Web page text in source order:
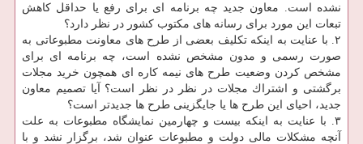
نشده است. معاون جدید چه برنامه ای برای رفع یا حداقل كاهش
تبعات این مورد برای رسانه های مكتوب كشور در نظر دارد؟
۲. با عنایت به اینكه تكلیف بعضی از طرح های معاونت مطبوعاتی به
صورت رسمی و مدون مشخص نشده است، چه برنامه ای برای
مشخص كردن وضعیت طرح های نیمه كاره ای همچون خرید مجلات
برگشتی و اشتراك مجلات در نظر در نظر است؟ آیا تصمیم معاون
جدید، احیای این طرح ها یا جایگزینی طرح ها جدیدتر است؟
۳. با عنایت به اینكه بیست و چهارمین نمایشگاه مطبوعات به علت
آنچه مشكلات مالی دولت و مطبوعات عنوان شد، برگزار نشد و با